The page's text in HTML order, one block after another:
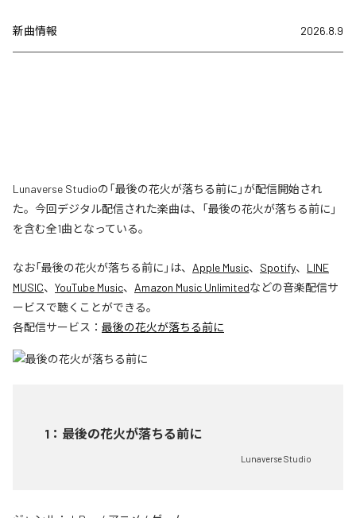
新曲情報 2026.8.9
Lunaverse Studioの「最後の花火が落ちる前に」が配信開始され
た。今回デジタル配信された楽曲は、「最後の花火が落ちる前に」
を含む全1曲となっている。
なお「最後の花火が落ちる前に 」は、 Apple Music、 Spotify、 LINE
MUSIC、 YouTube Music、 Amazon Music Unlimitedなどの音楽配信サ
ービスで聴くことができる。
各配信サービス： 最後の花火が落ちる前に
1 ： 最後の花火が落ちる前に
Lunaverse Studio